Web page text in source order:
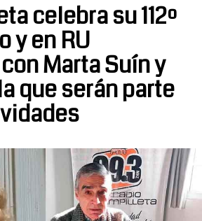
celebra su 112º
y en RU
Marta Suín y
que serán parte